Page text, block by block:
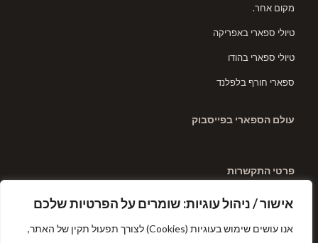
אישור / ניהול עוגיות: שומרים על הפרטיות שלכם
אנו עושים שימוש בעוגיות (Cookies) לצורך תפעול תקין של האתר,
מקום אחר.
טיולי ספארי באפריקה
טיולי ספארי בהודו
ספארי חורף בלפלנד
עולם הספארי בפייסבוק
פרטי התקשרות
דוא"ל: aviad@safariworld.co.il